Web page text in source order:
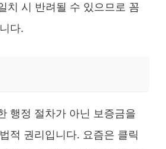
치 시 반려될 수 있으므로 꼼
다.
행정 절차가 아닌 보증금을
적 권리입니다. 요즘은 클릭